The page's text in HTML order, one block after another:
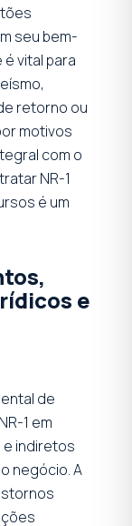
seu bem-
vital para
retorno ou
motivos
com o
NR-1
é um
e
de
1 em
indiretos
negócio. A